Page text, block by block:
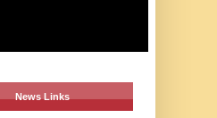
News Links